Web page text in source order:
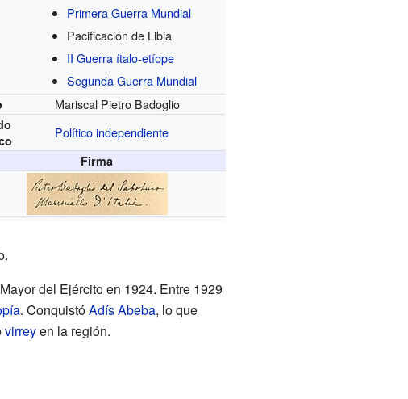
Primera Guerra Mundial
Pacificación de Libia
II Guerra ítalo-etíope
Segunda Guerra Mundial
Mariscal Pietro Badoglio
Político independiente
Firma
del Ejército en 1924. Entre 1929
. ConquistóAdís Abeba, lo que
virreyen la región.